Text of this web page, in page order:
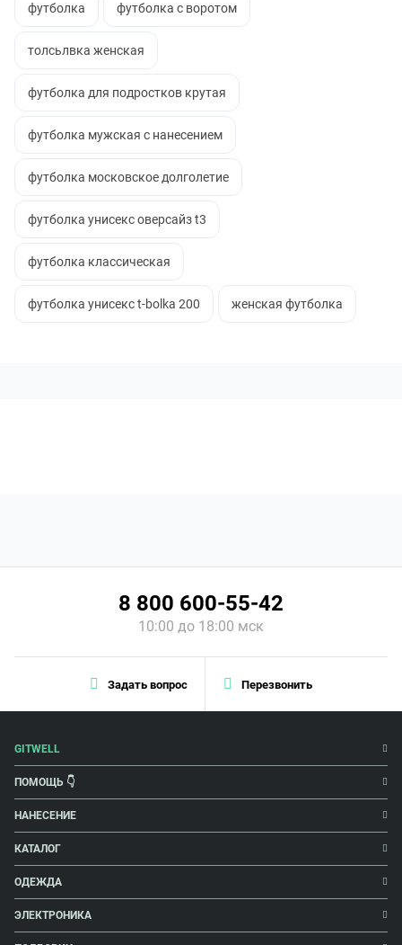
футболка футболка с воротом
толсьлвка женская
футболка для подростков крутая
футболка мужская с нанесением
футболка московское долголетие
футболка унисекс оверсайз t3
футболка классическая
футболка унисекс t-bolka 200 женская футболка
Задать вопрос Перезвонить
8 800 600-55-42
10:00 до 18:00 мск
GITWELL
ПОМОЩЬ 👇
НАНЕСЕНИЕ
КАТАЛОГ
ОДЕЖДА
ЭЛЕКТРОНИКА